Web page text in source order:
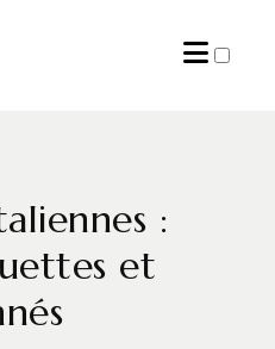
:
et